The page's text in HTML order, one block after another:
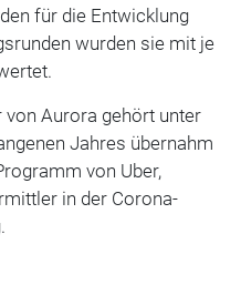
für die Entwicklung
wurden sie mit je
Aurora gehört unter
Jahres übernahm
von Uber,
in der Corona-